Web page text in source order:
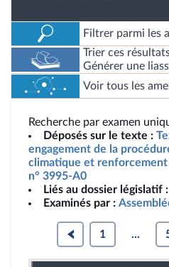
Filtrer parmi les
Trier ces
Générer une
Voir tous les
Recherche par examen
Déposés sur le texte :
engagement de la
climatique et renforcement
n° 3995-A0
Liés au dossier législatif :
Examinés par :
1 ...